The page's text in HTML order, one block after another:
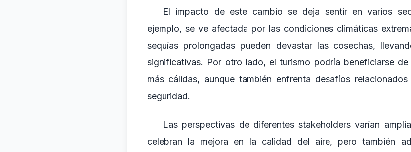
El impacto de este cambio se deja sentir en varios
ejemplo, se ve afectada por las condiciones climáticas
sequías prolongadas pueden devastar las cosechas,
significativas. Por otro lado, el turismo podría beneficiarse
más cálidas, aunque también enfrenta desafíos
seguridad.
Las perspectivas de diferentes stakeholders varían
celebran la mejora en la calidad del aire, pero también